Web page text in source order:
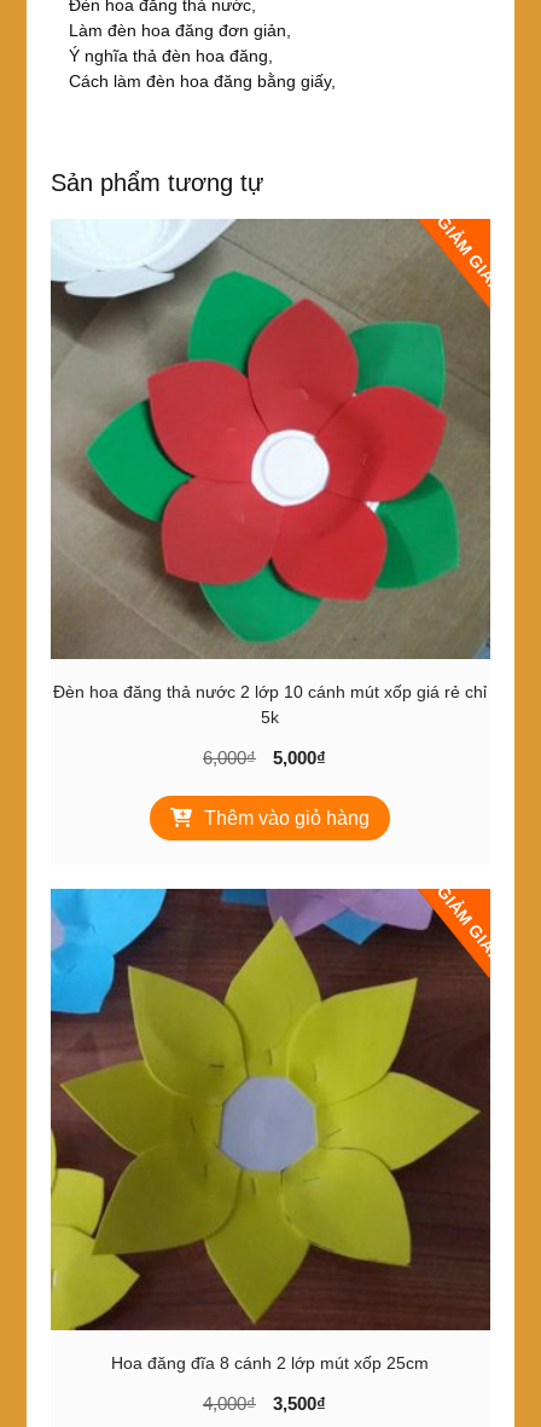
Đèn hoa đăng thả nước,
Làm đèn hoa đăng đơn giản,
Ý nghĩa thả đèn hoa đăng,
Cách làm đèn hoa đăng bằng giấy,
Sản phẩm tương tự
GIẢM GIÁ!
Đèn hoa đăng thả nước 2 lớp 10 cánh mút xốp giá rẻ chỉ
5k
6,000₫
Giá
là:
6,000₫.
5,000₫
tại
là:
Thêm vào giỏ hàng
GIẢM GIÁ!
Hoa đăng đĩa 8 cánh 2 lớp mút xốp 25cm
4,000₫
Giá
3,500₫